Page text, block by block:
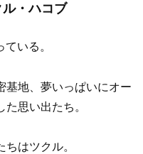
・ハコブ
いる。
基地、夢いっぱいにオー
思い出たち。
はツクル。